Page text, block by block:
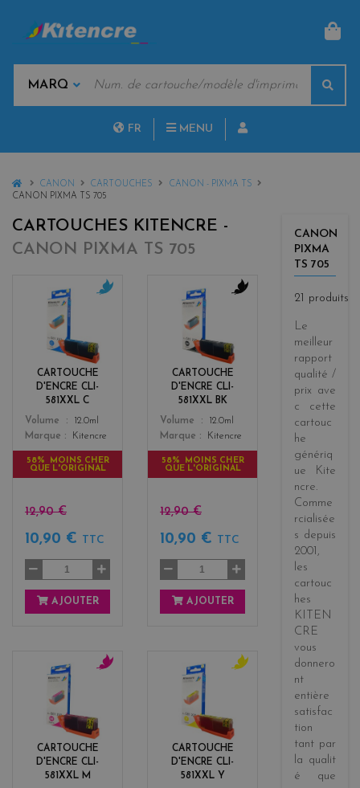
MARQUES
CLÉS
FR MENU
HOMECANON CARTOUCHES
CANON - PIXMA TS
CANON PIXMA TS 705
CARTOUCHES KITENCRE -
CANON PIXMA TS 705
CARTOUCHE
D'ENCRE CLI-
581XXL C
Color
n
Volume
12.0ml
Marque
Kitencre
58% MOINS CHER
QUE L'ORIGINAL
12,90 €
10,90 € TTC
AJOUTER
CARTOUCHE
D'ENCRE CLI-
581XXL BK
Color
c
k
Volume
12.0ml
Marque
Kitencre
58% MOINS CHER
QUE L'ORIGINAL
12,90 €
10,90 € TTC
AJOUTER
CARTOUCHE
D'ENCRE CLI-
581XXL M
e
n
CARTOUCHE
D'ENCRE CLI-
581XXL Y
l
o
CANON
PIXMA
TS 705
21 produits
Le
meilleur
rapport
qualité /
prix ave
c cette
cartouc
he
génériq
ue
Kite
ncre.
Comme
rcialisée
s depuis
2001 ,
les
cartouc
hes
KITEN
CRE
vous
donnero
nt
entière
satisfac
tion
tant par
la qualit
é que